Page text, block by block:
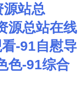
源站总
源总站在线
-91自慰导
色-91综合